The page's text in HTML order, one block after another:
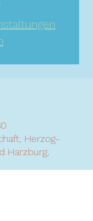
Herzog-
Harzburg,